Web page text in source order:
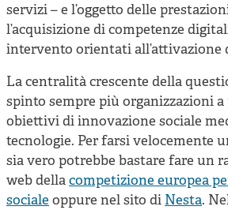
servizi – e l’oggetto delle
l’acquisizione di competenze
intervento orientati all’attivazione
La centralità crescente della
spinto sempre più organizzazioni a
obiettivi di innovazione sociale
tecnologie. Per farsi velocemente
sia vero potrebbe bastare fare un
web dellacompetizione europea
sociale oppure nel sito di Nesta.